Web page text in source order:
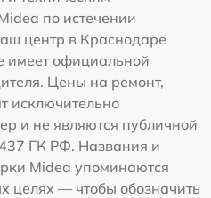
по истечении
центр в Краснодаре
имеет официальной
Цены на ремонт,
исключительно
и не являются публичной
437 ГК РФ. Названия и
Midea упоминаются
целях — чтобы обозначить